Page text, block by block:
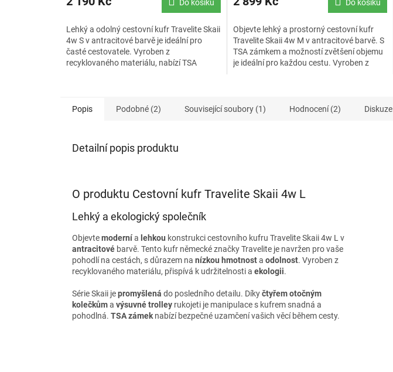
je
z
5
hvězdiček.
Do košíku
Lehký a odolný cestovní kufr Travelite Skaii
4w S v antracitové barvě je ideální pro
časté cestovatele. Vyroben z
recyklovaného materiálu, nabízí TSA
je
z
5
hvězdiček.
Do košíku
Objevte lehký a prostorný cestovní kufr
Travelite Skaii 4w M v antracitové barvě. S
TSA zámkem a možností zvětšení objemu
je ideální pro každou cestu. Vyroben z
Popis Podobné (2) Související soubory (1) Hodnocení (2) Diskuze
Detailní popis produktu
O produktu Cestovní kufr Travelite Skaii 4w L
Lehký a ekologický společník
Objevtemodernía lehkou konstrukci cestovního kufru Travelite Skaii 4w L v
antracitové barvě. Tento kufr německé značky Travelite je navržen pro vaše
pohodlí na cestách, s důrazem na nízkou hmotnosta odolnost. Vyroben z
recyklovaného materiálu, přispívá k udržitelnosti a ekologii.
Série Skaii jepromyšlená do posledního detailu. Díkyčtyřem otočným
kolečkůma výsuvné trolley rukojeti je manipulace s kufrem snadná a
pohodlná. TSA zámek nabízí bezpečné uzamčení vašich věcí během cesty.